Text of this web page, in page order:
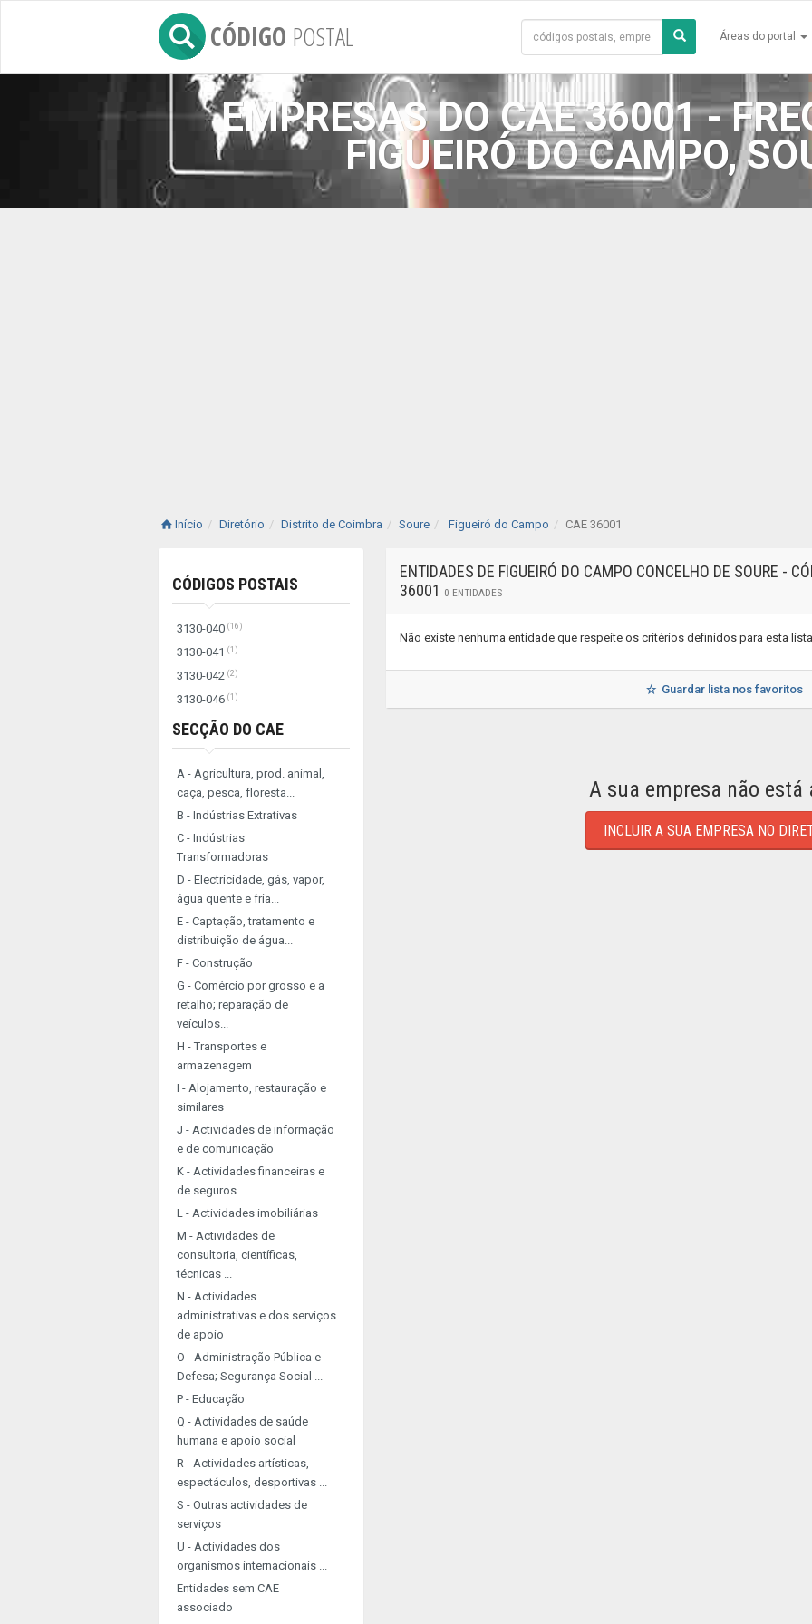
CÓDIGO POSTAL Áreas do portal
EMPRESAS DO CAE 36001 -
FIGUEIRÓ DO CAMPO,
Início Diretório Distrito de Coimbra Soure Figueiró do Campo CAE 36001
CÓDIGOS POSTAIS
3130-040 (16)
3130-041 (1)
3130-042 (2)
3130-046 (1)
SECÇÃO DO CAE
A - Agricultura, prod. animal,
caça, pesca, floresta...
B - Indústrias Extrativas
C - Indústrias
Transformadoras
D - Electricidade, gás, vapor,
água quente e fria...
E - Captação, tratamento e
distribuição de água...
F - Construção
G - Comércio por grosso e a
retalho; reparação de
veículos...
H - Transportes e
armazenagem
I - Alojamento, restauração e
similares
J - Actividades de informação
e de comunicação
K - Actividades financeiras e
de seguros
L - Actividades imobiliárias
M - Actividades de
consultoria, científicas,
técnicas ...
N - Actividades
administrativas e dos serviços
de apoio
O - Administração Pública e
Defesa; Segurança Social ...
P - Educação
Q - Actividades de saúde
humana e apoio social
R - Actividades artísticas,
espectáculos, desportivas ...
S - Outras actividades de
serviços
U - Actividades dos
organismos internacionais ...
Entidades sem CAE
associado
ENTIDADES DE FIGUEIRÓ DO CAMPO CONCELHO DE SOURE -
36001 0 ENTIDADES
Não existe nenhuma entidade que respeite os critérios definidos para esta
Guardar lista nos favoritos
A sua empresa não está
INCLUIR A SUA EMPRESA NO